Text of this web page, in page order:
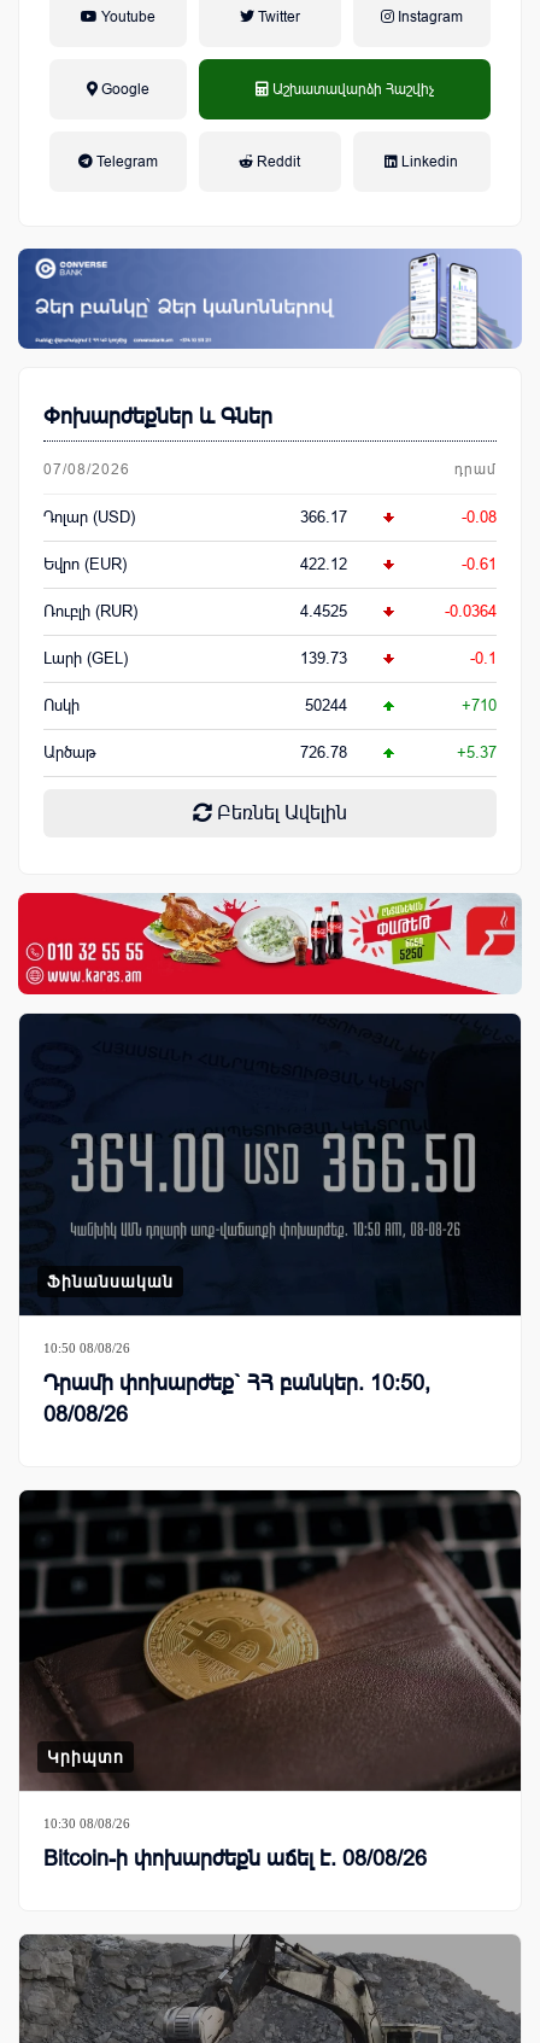
Youtube Twitter Instagram
Google Աշխատավարձի Հաշվիչ
Telegram Reddit Linkedin
Փոխարժեքներ և Գներ
07/08/2026 դրամ
Դոլար (USD) 366.17 -0.08
Եվրո (EUR) 422.12 -0.61
Ռուբլի (RUR) 4.4525 -0.0364
Լարի (GEL) 139.73 -0.1
Ոսկի 50244 +710
Արծաթ 726.78 +5.37
Բեռնել Ավելին
Ֆինանսական
10:50 08/08/26
Դրամի փոխարժեք` ՀՀ բանկեր. 10:50,
08/08/26
Կրիպտո
10:30 08/08/26
Bitcoin-ի փոխարժեքն աճել է. 08/08/26